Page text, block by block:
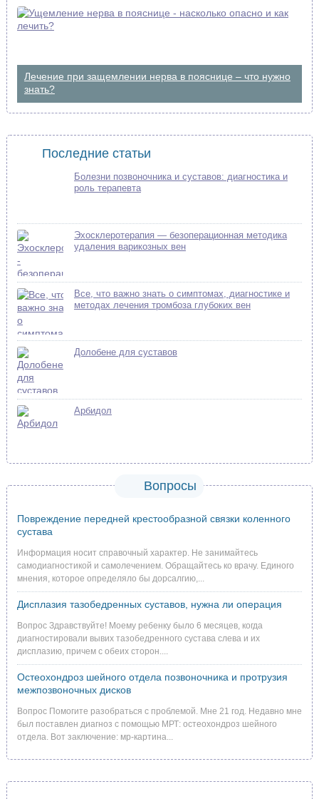
Лечение при защемлении нерва в пояснице – что нужно
знать?
Последние статьи
Болезни позвоночника и суставов: диагностика и
роль терапевта
Эхосклеротерапия — безоперационная методика
удаления варикозных вен
Все, что важно знать о симптомах, диагностике и
методах лечения тромбоза глубоких вен
Долобене для суставов
Арбидол
Вопросы
Повреждение передней крестообразной связки коленного
сустава
Информация носит справочный характер. Не занимайтесь
самодиагностикой и самолечением. Обращайтесь ко врачу. Единого
мнения, которое определяло бы дорсалгию,...
Дисплазия тазобедренных суставов, нужна ли операция
Вопрос Здравствуйте! Моему ребенку было 6 месяцев, когда
диагностировали вывих тазобедренного сустава слева и их
дисплазию, причем с обеих сторон....
Остеохондроз шейного отдела позвоночника и протрузия
межпозвоночных дисков
Вопрос Помогите разобраться с проблемой. Мне 21 год. Недавно мне
был поставлен диагноз с помощью МРТ: остеохондроз шейного
отдела. Вот заключение: мр-картина...